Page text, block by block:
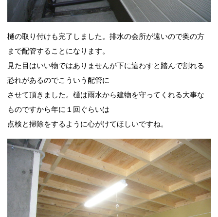
樋の取り付けも完了しました。排水の会所が遠いので奥の方
まで配管することになります。
見た目はいい物ではありませんが下に這わすと踏んで割れる
恐れがあるのでこういう配管に
させて頂きました。樋は雨水から建物を守ってくれる大事な
ものですから年に１回ぐらいは
点検と掃除をするように心がけてほしいですね。